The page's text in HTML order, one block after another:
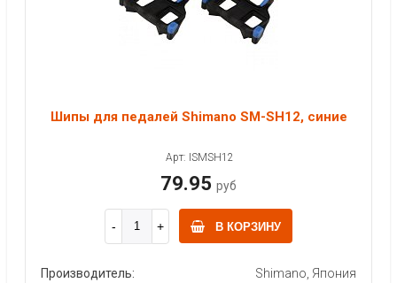
Шипы для педалей Shimano SM-SH12, синие
Арт: ISMSH12
79.95 руб
В КОРЗИНУ
Производитель: Shimano, Япония